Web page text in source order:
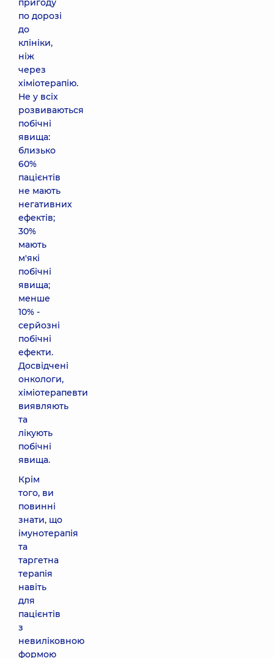
пригоду
по дорозі
до
клініки,
ніж
через
хіміотерапію.
Не у всіх
розвиваються
побічні
явища:
близько
60%
пацієнтів
не мають
негативних
ефектів;
30%
мають
м'які
побічні
явища;
менше
10% -
серйозні
побічні
ефекти.
Досвідчені
онкологи,
хіміотерапевти
виявляють
та
лікують
побічні
явища.
Крім
того, ви
повинні
знати, що
імунотерапія
та
таргетна
терапія
навіть
для
пацієнтів
з
невиліковною
формою